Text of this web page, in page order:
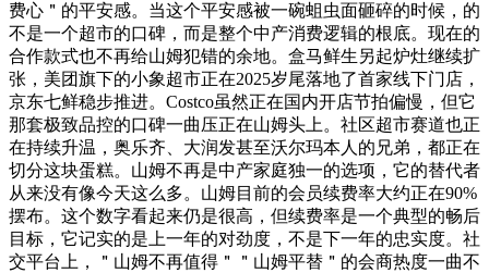
费心＂的平安感。当这个平安感被一碗蛆虫面砸碎的时候，的
不是一个超市的口碑，而是整个中产消费逻辑的根底。现在的
合作款式也不再给山姆犯错的余地。盒马鲜生另起炉灶继续扩
张，美团旗下的小象超市正在2025岁尾落地了首家线下门店，
京东七鲜稳步推进。Costco虽然正在国内开店节拍偏慢，但它
那套极致品控的口碑一曲压正在山姆头上。社区超市赛道也正
在持续升温，奥乐齐、大润发甚至沃尔玛本人的兄弟，都正在
切分这块蛋糕。山姆不再是中产家庭独一的选项，它的替代者
从来没有像今天这么多。山姆目前的会员续费率大约正在90%
摆布。这个数字看起来仍是很高，但续费率是一个典型的畅后
目标，它记实的是上一年的对劲度，不是下一年的忠实度。社
交平台上，＂山姆不再值得＂＂山姆平替＂的会商热度一曲不